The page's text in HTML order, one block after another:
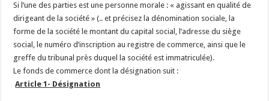
Si l’une des parties est une personne morale : « agissant en qualité de
dirigeant de la société » (.. et précisez la dénomination sociale, la
forme de la société le montant du capital social, l’adresse du siège
social, le numéro d’inscription au registre de commerce, ainsi que le
greffe du tribunal près duquel la société est immatriculée).
Le fonds de commerce dont la désignation suit :
Article 1- Désignation